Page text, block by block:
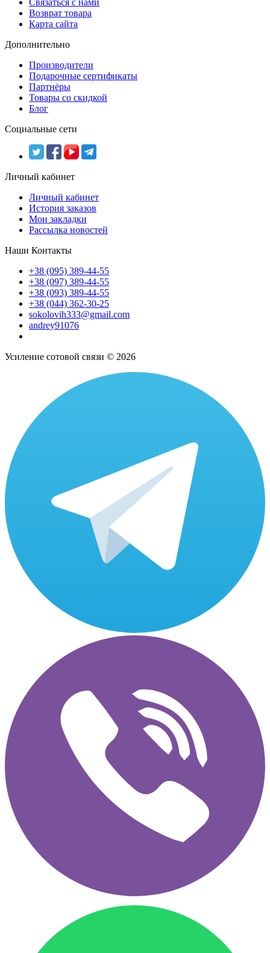
Возврат товара
Карта сайта
Дополнительно
Производители
Подарочные сертификаты
Партнёры
Товары со скидкой
Блог
Социальные сети
Личный кабинет
Личный кабинет
История заказов
Мои закладки
Рассылка новостей
Наши Контакты
+38 (095) 389-44-55
+38 (097) 389-44-55
+38 (093) 389-44-55
+38 (044) 362-30-25
sokolovih333@gmail.com
andrey91076
Усиление сотовой связи © 2026